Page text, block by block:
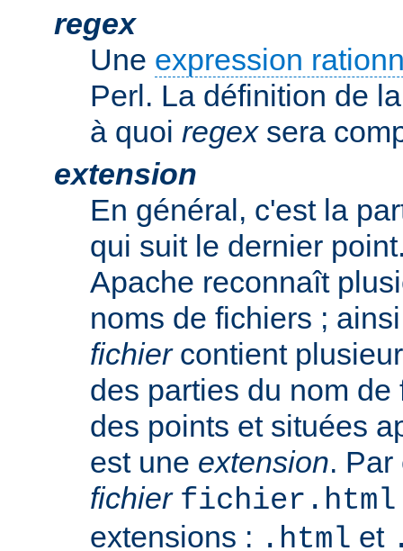
regex
Une expression
Perl. La définition de
à quoi regexsera
extension
En général, c'est la
qui suit le dernier
Apache reconnaît
noms de fichiers ;
fichiercontient
des parties du nom
des points et situées
est une extension.
fichier
extensions : .html et